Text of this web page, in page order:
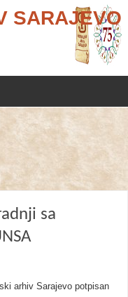
SARAJEVO
sa
arhiv Sarajevo potpisan